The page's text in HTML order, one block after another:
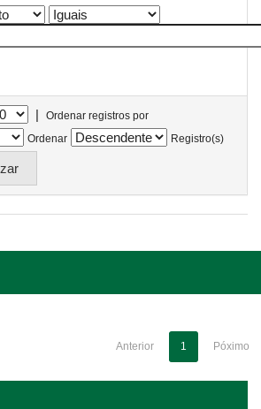
|
Ordenar registros por
Ordenar
Registro(s)
Anterior 1 Póximo